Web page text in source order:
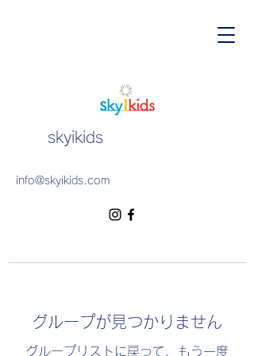
skyikids
info@skyikids.com
グループが見つかりません
グループリストに戻って、もう一度